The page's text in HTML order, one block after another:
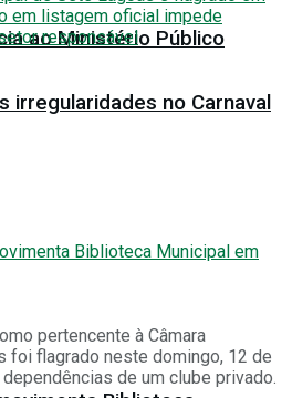
ao Ministério Público
irregularidades no Carnaval
pertencente à Câmara
foi flagrado neste domingo, 12 de
de um clube privado.